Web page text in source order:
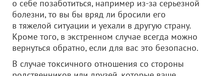
о себе позаботиться, например из-за серьезной
болезни, то вы бы вряд ли бросили его
в тяжелой ситуации и уехали в другую страну.
Кроме того, в экстренном случае всегда можно
вернуться обратно, если для вас это безопасно.
В случае токсичного отношения со стороны